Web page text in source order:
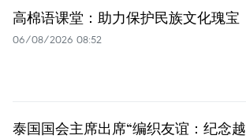
高棉语课堂：助力保护民族文化瑰宝
06/08/2026 08:52
泰国国会主席出席“编织友谊：纪念越